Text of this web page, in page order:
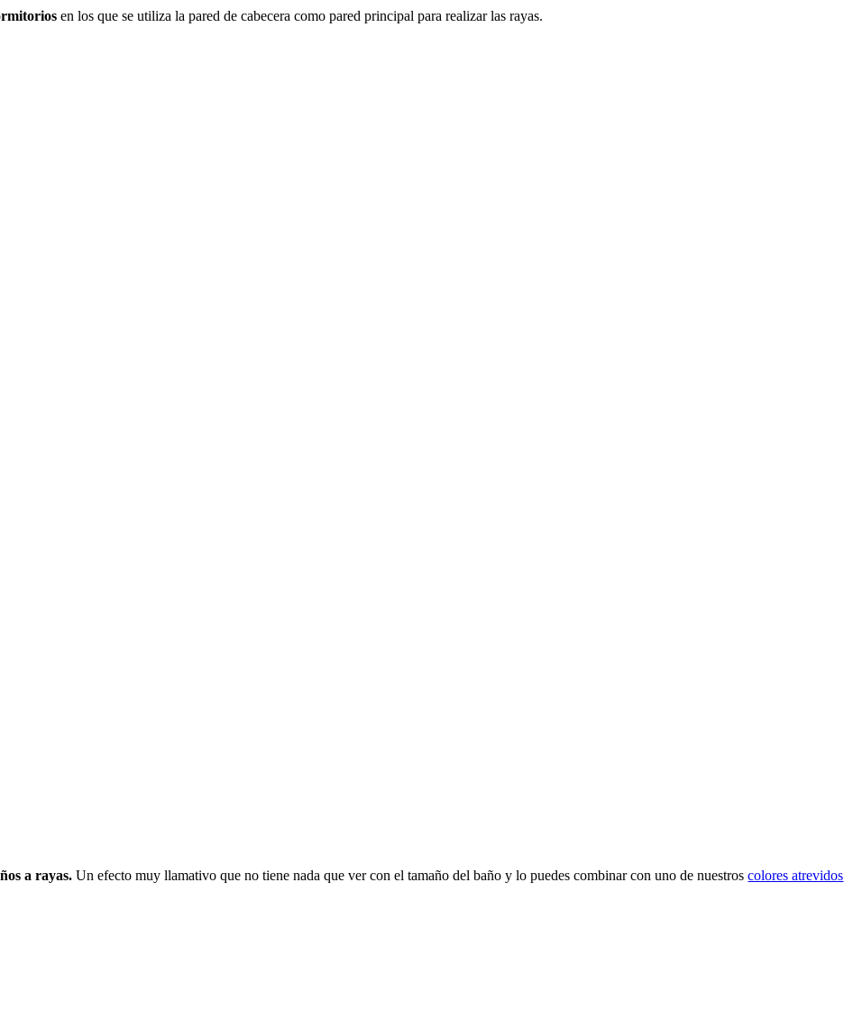
en los que se utiliza la pared de cabecera como pared principal para realizar las rayas.
a rayas.Un efecto muy llamativo que no tiene nada que ver con el tamaño del baño y lo puedes combinar con uno de nuestroscolores atrevidos